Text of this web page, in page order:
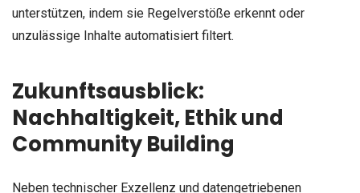
unterstützen, indem sie Regelverstöße erkennt oder
unzulässige Inhalte automatisiert filtert.
Zukunftsausblick:
Nachhaltigkeit, Ethik und
Community Building
Neben technischer Exzellenz und datengetriebenen